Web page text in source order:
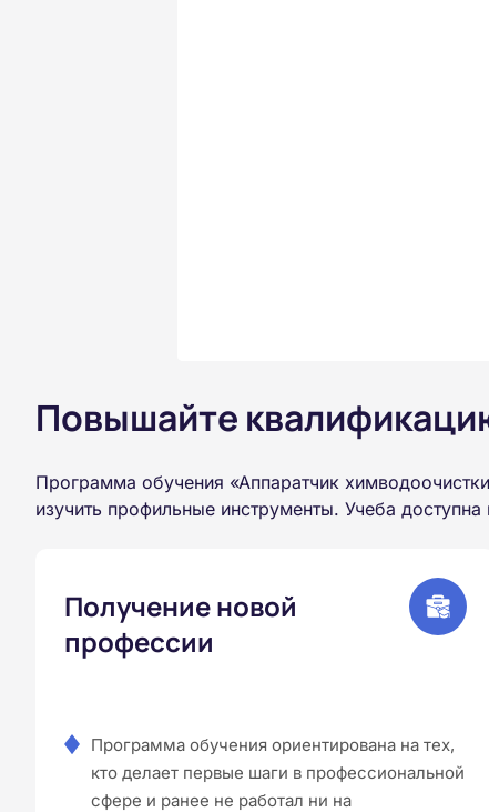
Повышайте
Программа обучения «Аппаратчик
изучить профильные инструменты. Учеба
Получение новой
профессии
Программа обучения ориентирована на тех,
кто делает первые шаги в профессиональной
сфере и ранее не работал ни на